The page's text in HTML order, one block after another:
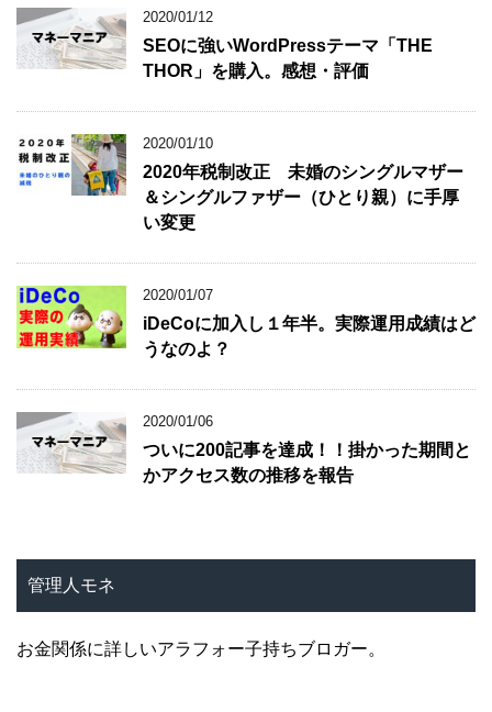
2020/01/12
SEOに強いWordPressテーマ「THE
THOR」を購入。感想・評価
2020/01/10
2020年税制改正 未婚のシングルマザー
＆シングルファザー（ひとり親）に手厚
い変更
2020/01/07
iDeCoに加入し１年半。実際運用成績はど
うなのよ？
2020/01/06
ついに200記事を達成！！掛かった期間と
かアクセス数の推移を報告
管理人モネ
お金関係に詳しいアラフォー子持ちブロガー。